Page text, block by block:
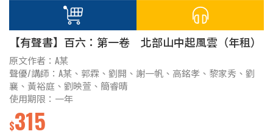
【有聲書】百六：第一卷 北部山中起風雲（年租）
原文作者：A某
聲優/講師：A某、郭霖、劉開、謝一帆、高銘孝、黎家秀、劉
襄、黃裕庭、劉映萱、簡睿晴
使用期限：一年
$315